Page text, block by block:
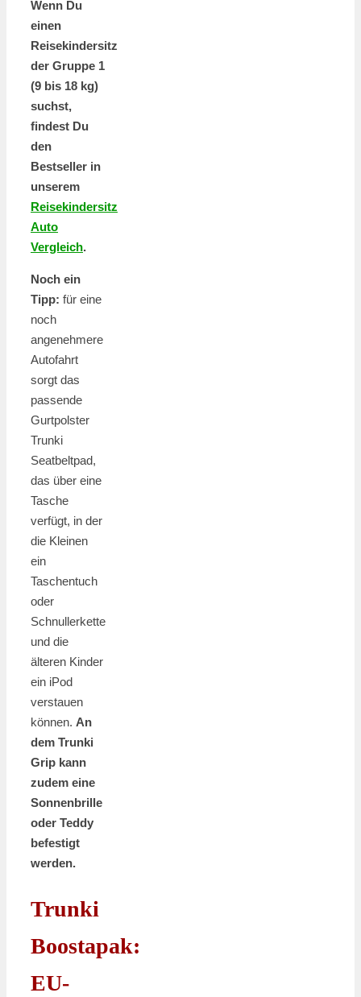
Wenn Du
einen
Reisekindersitz
der Gruppe 1
(9 bis 18 kg)
suchst,
findest Du
den
Bestseller in
unserem
Reisekindersitz
Auto
Vergleich.
Noch ein
Tipp: für eine
noch
angenehmere
Autofahrt
sorgt das
passende
Gurtpolster
Trunki
Seatbeltpad,
das über eine
Tasche
verfügt, in der
die Kleinen
ein
Taschentuch
oder
Schnullerkette
und die
älteren Kinder
ein iPod
verstauen
können. An
dem Trunki
Grip kann
zudem eine
Sonnenbrille
oder Teddy
befestigt
werden.
Trunki
Boostapak:
EU-